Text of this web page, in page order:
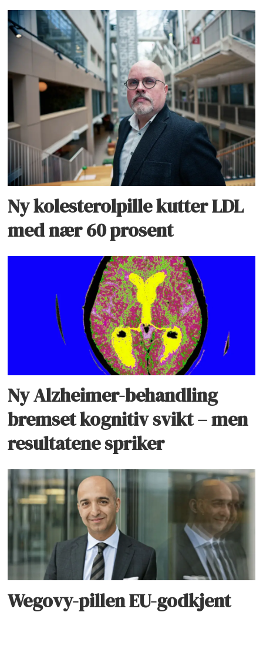
Ny kolesterolpille kutter LDL
med nær 60 prosent
Ny Alzheimer-behandling
bremset kognitiv svikt – men
resultatene spriker
Wegovy-pillen EU-godkjent